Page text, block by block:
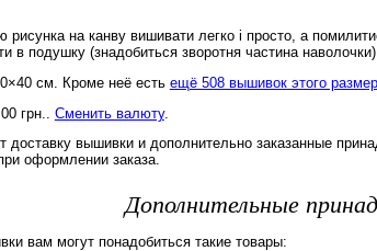
рисунка на канву вишивати легко і просто, а
в подушку (знадобиться зворотня частина
см. Кроме неё есть ещё 508 вышивок этого
грн.. Сменить валюту.
доставку вышивки и дополнительно заказанные
оформлении заказа.
Дополнительные
вам могут понадобиться такие товары: